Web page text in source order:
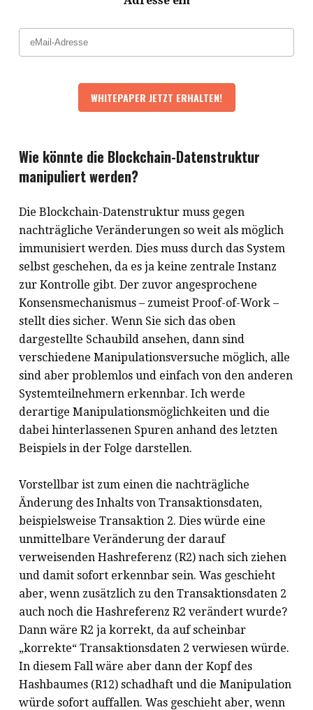
Wie könnte die Blockchain-Datenstruktur
manipuliert werden?
Die Blockchain-Datenstruktur muss gegen
nachträgliche Veränderungen so weit als möglich
immunisiert werden. Dies muss durch das System
selbst geschehen, da es ja keine zentrale Instanz
zur Kontrolle gibt. Der zuvor angesprochene
Konsensmechanismus – zumeist Proof-of-Work –
stellt dies sicher. Wenn Sie sich das oben
dargestellte Schaubild ansehen, dann sind
verschiedene Manipulationsversuche möglich, alle
sind aber problemlos und einfach von den anderen
Systemteilnehmern erkennbar. Ich werde
derartige Manipulationsmöglichkeiten und die
dabei hinterlassenen Spuren anhand des letzten
Beispiels in der Folge darstellen.
Vorstellbar ist zum einen die nachträgliche
Änderung des Inhalts von Transaktionsdaten,
beispielsweise Transaktion 2. Dies würde eine
unmittelbare Veränderung der darauf
verweisenden Hashreferenz (R2) nach sich ziehen
und damit sofort erkennbar sein. Was geschieht
aber, wenn zusätzlich zu den Transaktionsdaten 2
auch noch die Hashreferenz R2 verändert wurde?
Dann wäre R2 ja korrekt, da auf scheinbar
„korrekte“ Transaktionsdaten 2 verwiesen würde.
In diesem Fall wäre aber dann der Kopf des
Hashbaumes (R12) schadhaft und die Manipulation
würde sofort auffallen. Was geschieht aber, wenn